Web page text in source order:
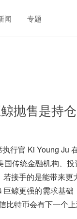
闻 专题
抛售是持
行官 Ki Young Ju
传统金融机构、
接手的是能带来
鲸更强的需求基
特币会有下一个上